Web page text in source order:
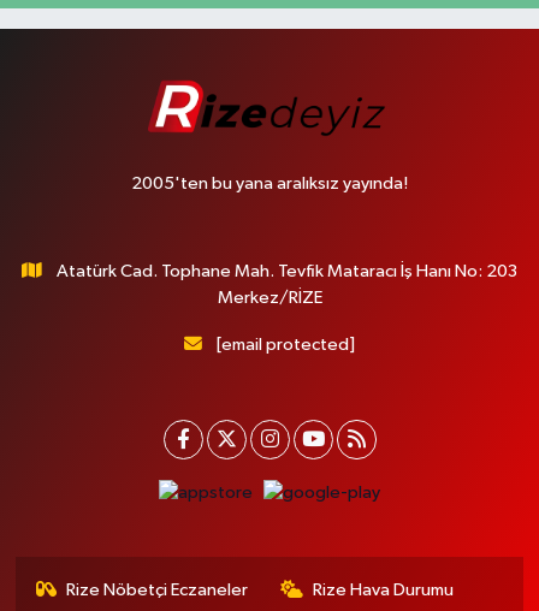
2005'ten bu yana aralıksız yayında!
Atatürk Cad. Tophane Mah. Tevfik Mataracı İş Hanı No: 203
Merkez/RİZE
[email protected]
Rize Nöbetçi Eczaneler Rize Hava Durumu